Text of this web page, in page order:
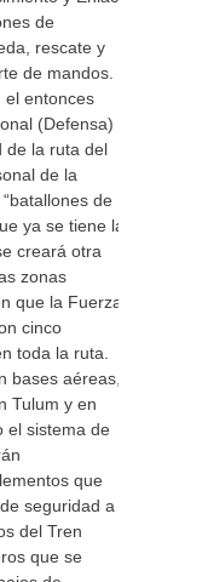
de
rescate y
de mandos. El
el entonces
(Defensa)
de la ruta del
de la
de
ya se tiene la
creará otra
zonas
que la Fuerza
cinco
toda la ruta.
bases aéreas,
Tulum y en
el sistema de
que
seguridad a
del Tren
que se